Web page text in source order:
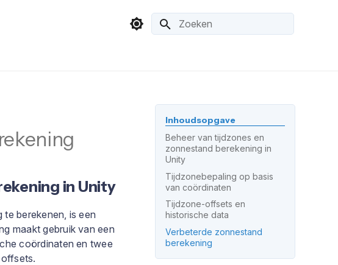
Inhoudsopgave
Beheer van tijdzones en
zonnestand berekening in
Unity
Tijdzonebepaling op basis
van coördinaten
Tijdzone-offsets en
historische data
Verbeterde zonnestand
berekening
in Unity
berekenen, is een
maakt gebruik van een
coördinaten en twee